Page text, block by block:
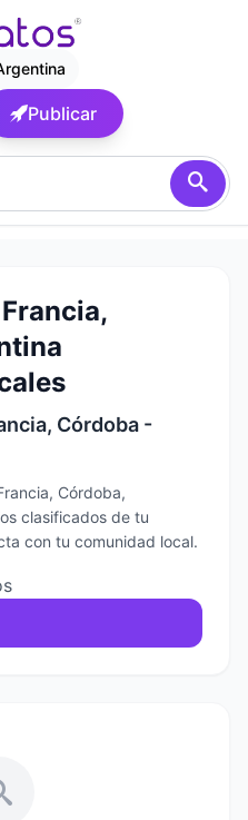
Publicar
Córdoba -
Córdoba,
clasificados de tu
con tu comunidad local.